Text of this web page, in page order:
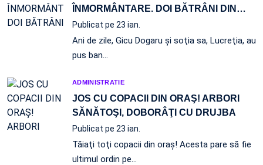
ÎNMORMÂNTARE. DOI BĂTRÂNI DIN …
Publicat pe 23 ian.
Ani de zile, Gicu Dogaru şi soţia sa, Lucreţia, au
pus ban…
ADMINISTRATIE
JOS CU COPACII DIN ORAŞ! ARBORI
SĂNĂTOŞI, DOBORÂŢI CU DRUJBA
Publicat pe 23 ian.
Tăiaţi toţi copacii din oraş! Acesta pare să fie
ultimul ordin pe…